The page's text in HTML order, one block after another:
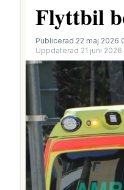
Flyttbil
Publicerad 22 maj 2026
Uppdaterad 21 juni 2026